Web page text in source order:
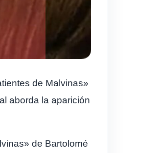
de Malvinas»
aborda la aparición
de Bartolomé